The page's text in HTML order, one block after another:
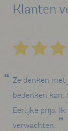
Klanten
Ze denken met
bedenken kan.
Eerlijke prijs.
verwachten.